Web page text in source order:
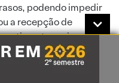
podendo impedir
a recepção de
exime-se de
por seus clientes,
por
S/A é instituição